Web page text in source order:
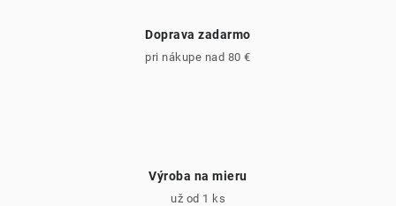
Doprava zadarmo
pri nákupe nad 80 €
Výroba na mieru
už od 1 ks